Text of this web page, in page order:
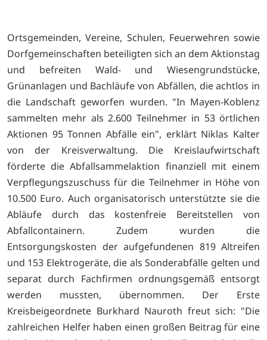
Ortsgemeinden, Vereine, Schulen, Feuerwehren sowie
Dorfgemeinschaften beteiligten sich an dem Aktionstag
und befreiten Wald- und Wiesengrundstücke,
Grünanlagen und Bachläufe von Abfällen, die achtlos in
die Landschaft geworfen wurden. "In Mayen-Koblenz
sammelten mehr als 2.600 Teilnehmer in 53 örtlichen
Aktionen 95 Tonnen Abfälle ein", erklärt Niklas Kalter
von der Kreisverwaltung. Die Kreislaufwirtschaft
förderte die Abfallsammelaktion finanziell mit einem
Verpflegungszuschuss für die Teilnehmer in Höhe von
10.500 Euro. Auch organisatorisch unterstützte sie die
Abläufe durch das kostenfreie Bereitstellen von
Abfallcontainern. Zudem wurden die
Entsorgungskosten der aufgefundenen 819 Altreifen
und 153 Elektrogeräte, die als Sonderabfälle gelten und
separat durch Fachfirmen ordnungsgemäß entsorgt
werden mussten, übernommen. Der Erste
Kreisbeigeordnete Burkhard Nauroth freut sich: "Die
zahlreichen Helfer haben einen großen Beitrag für eine